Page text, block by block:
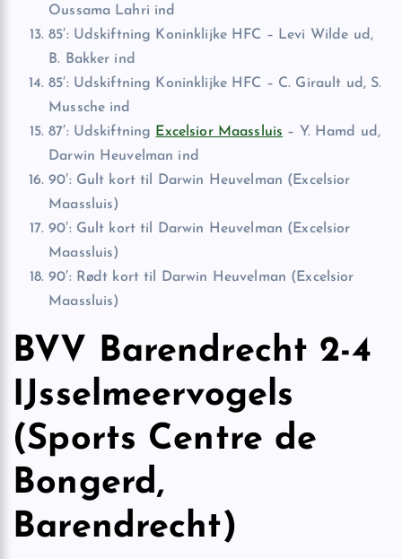
Oussama Lahri ind
85′: Udskiftning Koninklijke HFC – Levi Wilde ud,
B. Bakker ind
85′: Udskiftning Koninklijke HFC – C. Girault ud, S.
Mussche ind
87′: Udskiftning Excelsior Maassluis – Y. Hamd ud,
Darwin Heuvelman ind
90′: Gult kort til Darwin Heuvelman (Excelsior
Maassluis)
90′: Gult kort til Darwin Heuvelman (Excelsior
Maassluis)
90′: Rødt kort til Darwin Heuvelman (Excelsior
Maassluis)
BVV Barendrecht 2-4
IJsselmeervogels
(Sports Centre de
Bongerd,
Barendrecht)